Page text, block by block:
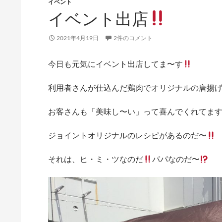
イベント
イベント出店
2021年4月19日 2件のコメント
今日も元気にイベント出店してま〜す
利用者さんが仕込んだ鶏肉でオリジナルの唐揚げ
お客さんも「美味し〜い」って喜んでくれてま
ジョイントオリジナルのレシピがあるのだ〜
それは、ヒ・ミ・ツなのだ パパなのだ〜